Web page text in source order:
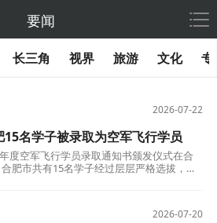
要闻
长三角 视界 旅游 文化 专
2026-07-22
名学子被录取为空军飞行学员
空军飞行学员录取通知书颁发仪式在合
肥市共有15名学子经过层层严格选拔，被
2026-07-20